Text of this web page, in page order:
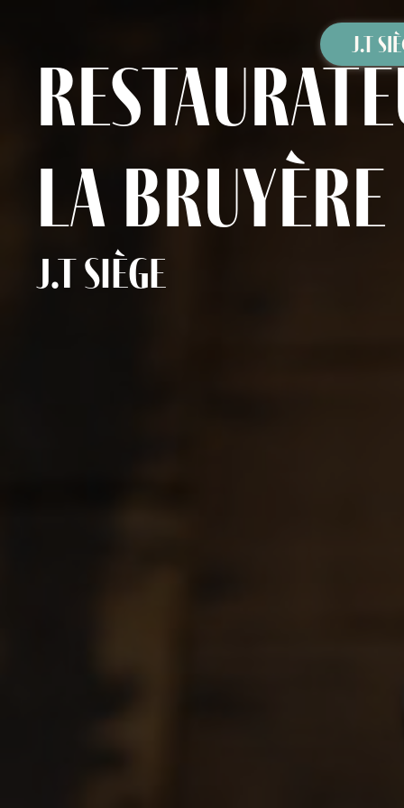
J.T
La Bruyère
J.T Siège